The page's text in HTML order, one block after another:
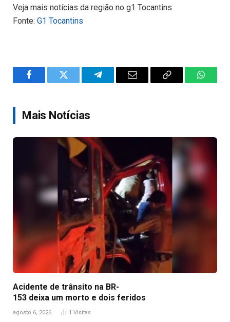
Veja mais notícias da região no g1 Tocantins.
Fonte: G1 Tocantins
FacebookTwitter TelegramEmail
Copy
Mais Notícias
Acidente de trânsito na BR-
153 deixa um morto e dois feridos
agosto 6, 2026 1 Visitas